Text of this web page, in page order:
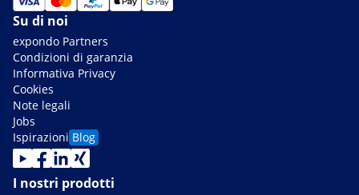
Su di noi
expondo Partners
Condizioni di garanzia
Informativa Privacy
Cookies
Note legali
Jobs
Ispirazioni Blog
I nostri prodotti